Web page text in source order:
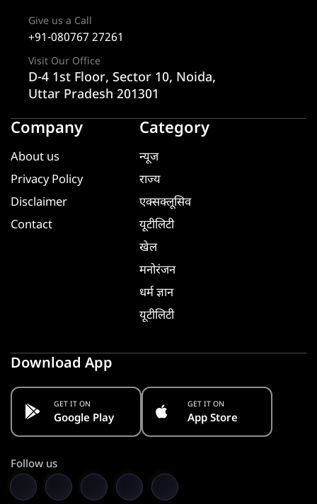
Give us a Call
+91-080767 27261
Visit Our Office
D-4 1st Floor, Sector 10, Noida,
Uttar Pradesh 201301
Company
About us
Privacy Policy
Disclaimer
Contact
Category
न्यूज
राज्य
एक्सक्लूसिव
यूटीलिटी
खेल
मनोरंजन
धर्म ज्ञान
यूटीलिटी
Download App
GET IT ON
Google Play
GET IT ON
App Store
Follow us